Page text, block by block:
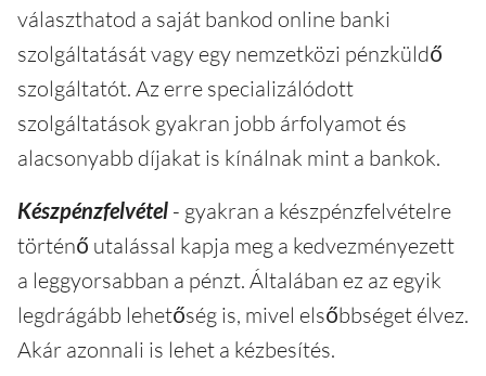
választhatod a saját bankod online banki
szolgáltatását vagy egy nemzetközi pénzküldő
szolgáltatót. Az erre specializálódott
szolgáltatások gyakran jobb árfolyamot és
alacsonyabb díjakat is kínálnak mint a bankok.
Készpénzfelvétel - gyakran a készpénzfelvételre
történő utalással kapja meg a kedvezményezett
a leggyorsabban a pénzt. Általában ez az egyik
legdrágább lehetőség is, mivel elsőbbséget élvez.
Akár azonnali is lehet a kézbesítés.